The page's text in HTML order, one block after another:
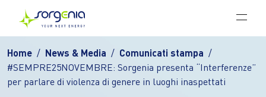
Vai al contenuto principale
Home News & Media
Comunicati stampa
#SEMPRE25NOVEMBRE: Sorgenia presenta “Interferenze”
per parlare di violenza di genere in luoghi inaspettati